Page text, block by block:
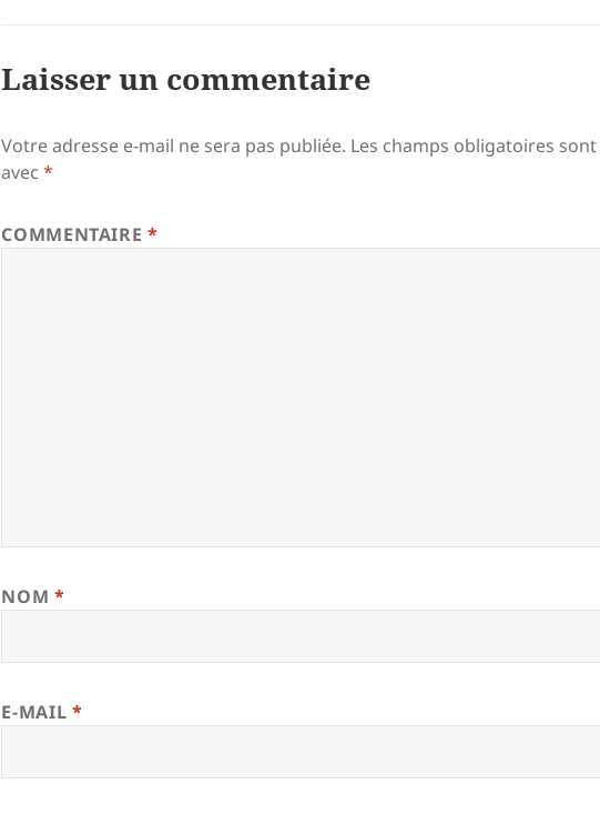
Laisser un commentaire
Votre adresse e-mail ne sera pas publiée. Les champs obligatoires
avec*
COMMENTAIRE*
NOM *
E-MAIL *